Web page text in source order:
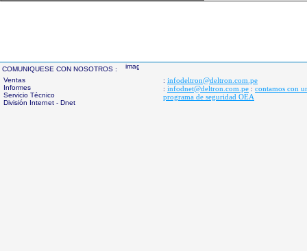
COMUNIQUESE CON NOSOTROS :
Ventas
Informes
Servicio Técnico
División Internet - Dnet
: infodeltron@deltron.com.pe
: infodnet@deltron.com.pe : contamos con
programa de seguridad OEA